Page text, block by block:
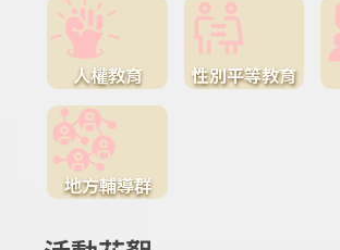
人權教育 性別平等教育
地方輔導群